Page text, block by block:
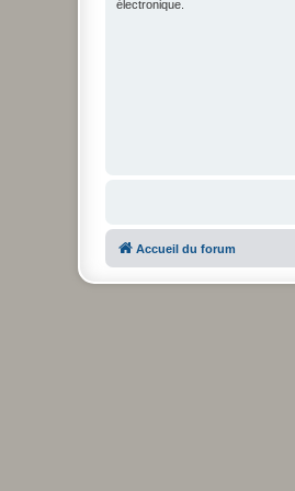
électronique.
Accueil du forum